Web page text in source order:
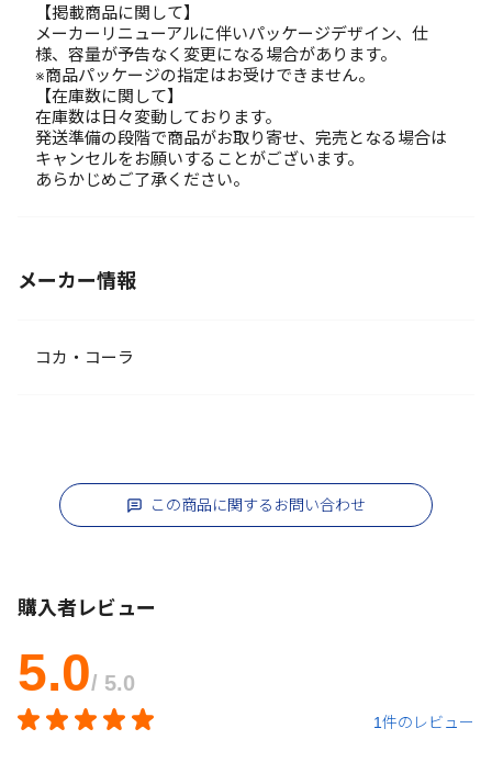
【掲載商品に関して】
メーカーリニューアルに伴いパッケージデザイン、仕
様、容量が予告なく変更になる場合があります。
※商品パッケージの指定はお受けできません。
【在庫数に関して】
在庫数は日々変動しております。
発送準備の段階で商品がお取り寄せ、完売となる場合は
キャンセルをお願いすることがございます。
あらかじめご了承ください。
メーカー情報
コカ・コーラ
この商品に関するお問い合わせ
購入者レビュー
5.0/ 5.0
1件のレビュー